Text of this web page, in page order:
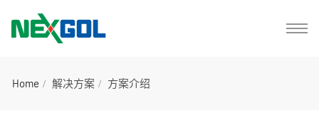
Home 解决方案 方案介绍